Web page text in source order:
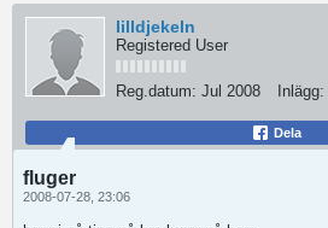
lilldjekeln
Registered User
Reg.datum: Jul 2008 Inlägg:
Dela
fluger
2008-07-28, 23:06